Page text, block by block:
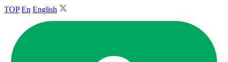
TOP En English